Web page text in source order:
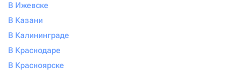
В Ижевске
В Казани
В Калининграде
В Краснодаре
В Красноярске